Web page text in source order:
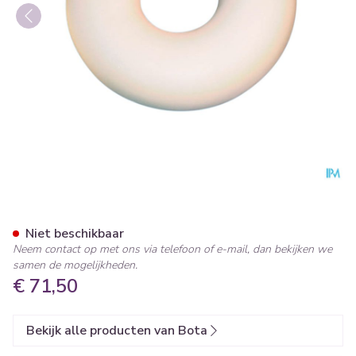
€ 71,50
Niet beschikbaar
Neem contact op met ons via telefoon of e-mail, dan bekijken we
samen de mogelijkheden.
Bekijk alle producten van Bota